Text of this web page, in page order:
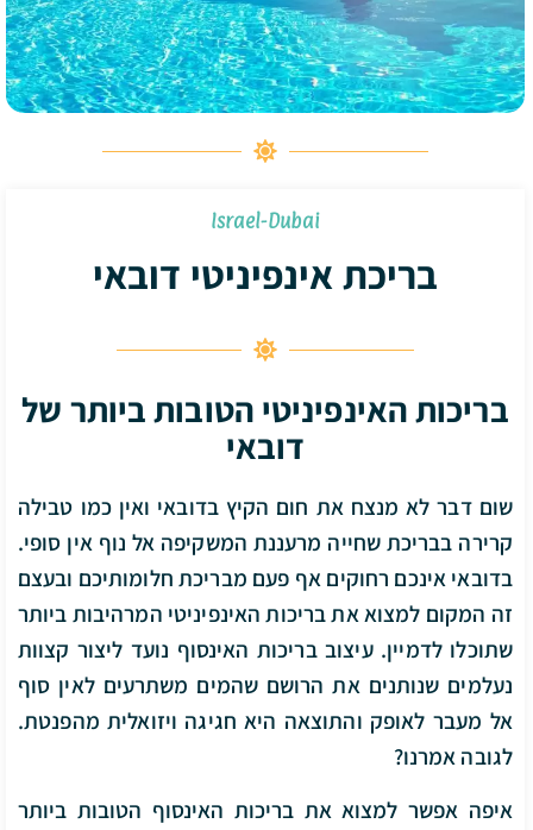
Israel-Dubai
בריכת אינפיניטי דובאי
בריכות האינפיניטי הטובות ביותר של
דובאי
שום דבר לא מנצח את חום הקיץ בדובאי ואין כמו טבילה
קרירה בבריכת שחייה מרעננת המשקיפה אל נוף אין סופי.
בדובאי אינכם רחוקים אף פעם מבריכת חלומותיכם ובעצם
זה המקום למצוא את בריכות האינפיניטי המרהיבות ביותר
שתוכלו לדמיין. עיצוב בריכות האינסוף נועד ליצור קצוות
נעלמים שנותנים את הרושם שהמים משתרעים לאין סוף
אל מעבר לאופק והתוצאה היא חגיגה ויזואלית מהפנטת.
לגובה אמרנו?
איפה אפשר למצוא את בריכות האינסוף הטובות ביותר